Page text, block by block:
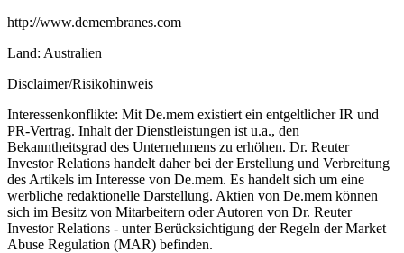
http://www.demembranes.com
Land: Australien
Disclaimer/Risikohinweis
Interessenkonflikte: Mit De.mem existiert ein entgeltlicher IR und
PR-Vertrag. Inhalt der Dienstleistungen ist u.a., den
Bekanntheitsgrad des Unternehmens zu erhöhen. Dr. Reuter
Investor Relations handelt daher bei der Erstellung und Verbreitung
des Artikels im Interesse von De.mem. Es handelt sich um eine
werbliche redaktionelle Darstellung. Aktien von De.mem können
sich im Besitz von Mitarbeitern oder Autoren von Dr. Reuter
Investor Relations - unter Berücksichtigung der Regeln der Market
Abuse Regulation (MAR) befinden.